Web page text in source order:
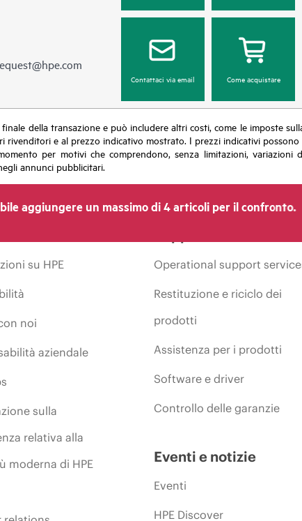
Contattaci via email Come acquistare
della transazione e può includere altri costi, come le imposte
e al prezzo indicativo mostrato. I prezzi indicativi
per motivi che comprendono, senza limitazioni, variazioni
annunci pubblicitari.
aggiungere un massimo di 4 articoli per il confronto.
su HPE
noi
aziendale
sulla
relativa alla
moderna di HPE
Operational support
Restituzione e riciclo dei
prodotti
Assistenza per i prodotti
Software e driver
Controllo delle garanzie
Eventi e notizie
Eventi
HPE Discover